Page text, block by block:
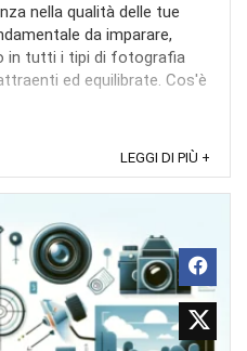
nella qualità delle tue
da imparare,
in tutti i tipi di fotografia
ed equilibrate. Cos'è
LEGGI DI PIÙ +